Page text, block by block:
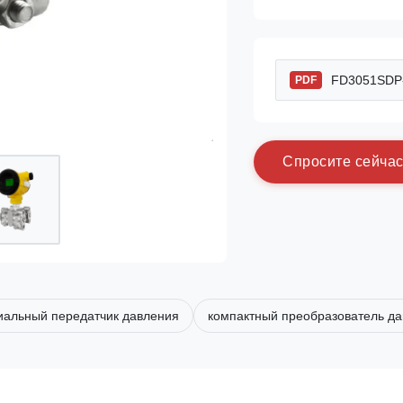
PDF
Спросите сейчас
передатчик давления компактный преобразователь